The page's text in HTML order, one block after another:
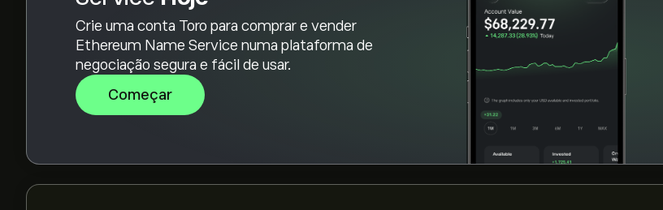
Crie uma conta Toro para comprar e vender
Ethereum Name Service numa plataforma de
negociação segura e fácil de usar.
Começar